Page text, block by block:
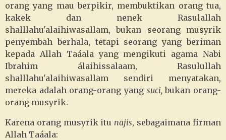
orang yang mau berpikir, membuktikan orang tua,
kakek dan nenek Rasulallah
shalllahu'alaihiwasallam, bukan seorang musyrik
penyembah berhala, tetapi seorang yang beriman
kepada Allah Taáala yang mengikuti agama Nabi
Ibrahim álaihissalaam, Rasulullah
shalllahu'alaihiwasallam sendiri menyatakan,
mereka adalah orang-orang yang suci,bukan orang-
orang musyrik.
Karena orang musyrik itu najis, sebagaimana firman
Allah Taáala: